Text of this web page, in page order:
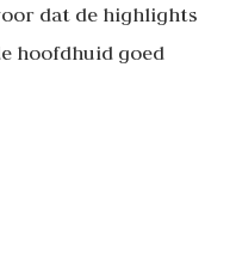
dat de highlights
hoofdhuid goed